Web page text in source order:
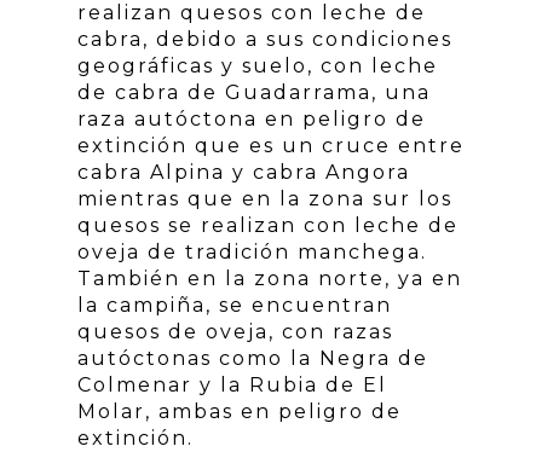
realizan quesos con leche de
cabra, debido a sus condiciones
geográficas y suelo, con leche
de cabra de Guadarrama, una
raza autóctona en peligro de
extinción que es un cruce entre
cabra Alpina y cabra Angora
mientras que en la zona sur los
quesos se realizan con leche de
oveja de tradición manchega.
También en la zona norte, ya en
la campiña, se encuentran
quesos de oveja, con razas
autóctonas como la Negra de
Colmenar y la Rubia de El
Molar, ambas en peligro de
extinción.